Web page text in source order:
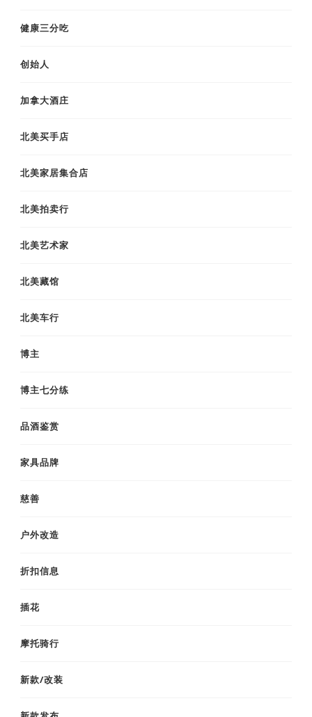
健康三分吃
创始人
加拿大酒庄
北美买手店
北美家居集合店
北美拍卖行
北美艺术家
北美藏馆
北美车行
博主
博主七分练
品酒鉴赏
家具品牌
慈善
户外改造
折扣信息
插花
摩托骑行
新款/改装